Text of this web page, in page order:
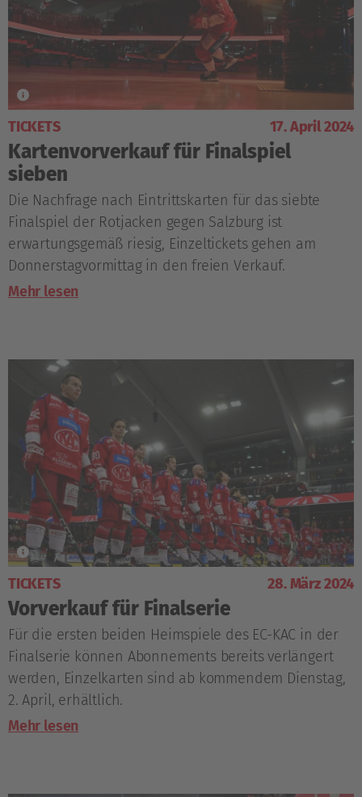
TICKETS 17. April 2024
Kartenvorverkauf für Finalspiel
sieben
Die Nachfrage nach Eintrittskarten für das siebte
Finalspiel der Rotjacken gegen Salzburg ist
erwartungsgemäß riesig, Einzeltickets gehen am
Donnerstagvormittag in den freien Verkauf.
Mehr lesen
TICKETS 28. März 2024
Vorverkauf für Finalserie
Für die ersten beiden Heimspiele des EC-KAC in der
Finalserie können Abonnements bereits verlängert
werden, Einzelkarten sind ab kommendem Dienstag,
2. April, erhältlich.
Mehr lesen